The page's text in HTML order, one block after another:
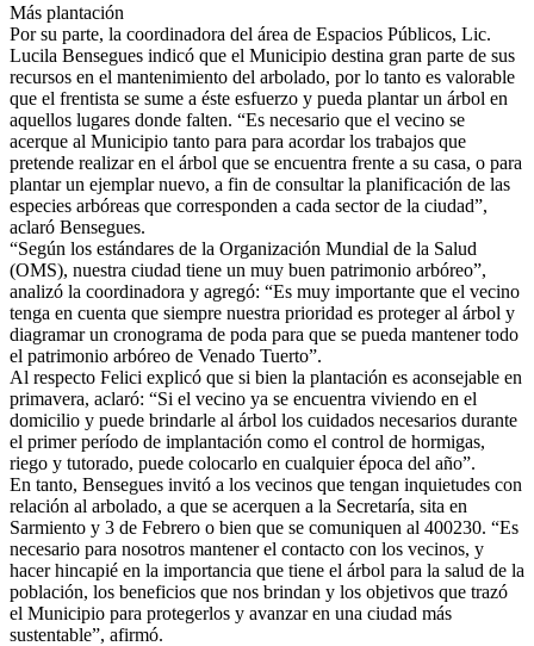
Más plantación
Por su parte, la coordinadora del área de Espacios Públicos, Lic.
Lucila Bensegues indicó que el Municipio destina gran parte de sus
recursos en el mantenimiento del arbolado, por lo tanto es valorable
que el frentista se sume a éste esfuerzo y pueda plantar un árbol en
aquellos lugares donde falten. “Es necesario que el vecino se
acerque al Municipio tanto para para acordar los trabajos que
pretende realizar en el árbol que se encuentra frente a su casa, o para
plantar un ejemplar nuevo, a fin de consultar la planificación de las
especies arbóreas que corresponden a cada sector de la ciudad”,
aclaró Bensegues.
“Según los estándares de la Organización Mundial de la Salud
(OMS), nuestra ciudad tiene un muy buen patrimonio arbóreo”,
analizó la coordinadora y agregó: “Es muy importante que el vecino
tenga en cuenta que siempre nuestra prioridad es proteger al árbol y
diagramar un cronograma de poda para que se pueda mantener todo
el patrimonio arbóreo de Venado Tuerto”.
Al respecto Felici explicó que si bien la plantación es aconsejable en
primavera, aclaró: “Si el vecino ya se encuentra viviendo en el
domicilio y puede brindarle al árbol los cuidados necesarios durante
el primer período de implantación como el control de hormigas,
riego y tutorado, puede colocarlo en cualquier época del año”.
En tanto, Bensegues invitó a los vecinos que tengan inquietudes con
relación al arbolado, a que se acerquen a la Secretaría, sita en
Sarmiento y 3 de Febrero o bien que se comuniquen al 400230. “Es
necesario para nosotros mantener el contacto con los vecinos, y
hacer hincapié en la importancia que tiene el árbol para la salud de la
población, los beneficios que nos brindan y los objetivos que trazó
el Municipio para protegerlos y avanzar en una ciudad más
sustentable”, afirmó.